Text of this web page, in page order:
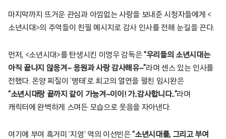
마지막까지 뜨거운 관심과 아낌없는 사랑을 보내준 시청자들에게 <
소년시대>의 주역들이 친필 메시지로 감사 인사를 전해 눈길을 끈다.
먼저, <소년시대>를 탄생시킨 이명우 감독은“우리들의 소년시대는
아직 끝나지 않응겨~ 응원과 사랑 감사해유~”라며 센스 있는 인사를
전했다. 온양 찌질이 ‘병태’로 최고의 열연을 펼친 임시완은
“소년시대랑 끝까지 같이 가능겨~이이! 가..감사합니다..”라며
캐릭터에 완벽하게 스며든 모습으로 웃음을 자아낸다.
여기에 부여 흑거미 ‘지영’ 역의 이선빈은“소년시대를, 그리고 부여